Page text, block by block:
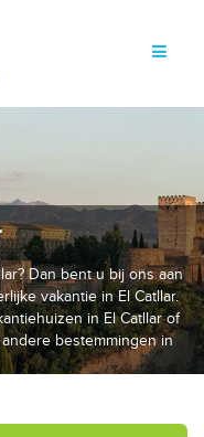
Dan bent u bij ons aan
vakantie in El Catllar.
in El Catllar of
bestemmingen in